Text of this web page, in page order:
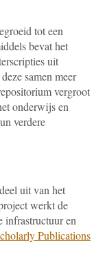
tot een
bevat het
uit
samen meer
vergroot
onderwijs en
verdere
uit van het
werkt de
infrastructuur en
Publications